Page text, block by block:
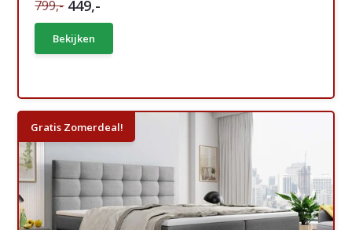
799,- 449,-
Bekijken
Gratis Zomerdeal!